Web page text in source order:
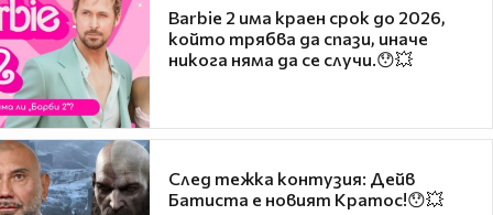
Barbie 2 има краен срок до 2026,
който трябва да спази, иначе
никога няма да се случи.😯💥
След тежка контузия: Дейв
Батиста е новият Кратос!😯💥